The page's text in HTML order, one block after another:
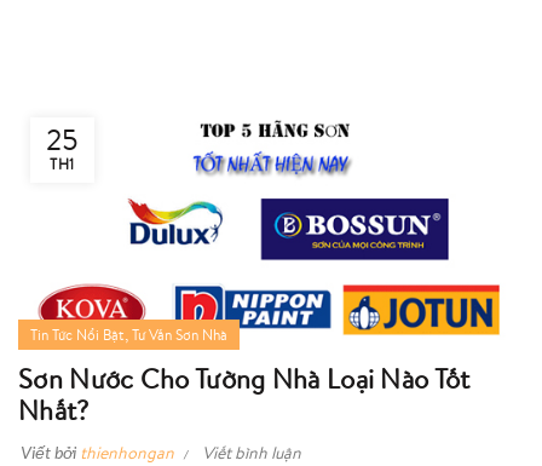
25
TH1
Tin Tức Nổi Bật, Tư Vấn Sơn Nhà
Sơn Nước Cho Tường Nhà Loại Nào Tốt
Nhất?
Viết bởi thienhongan
Viết bình luận